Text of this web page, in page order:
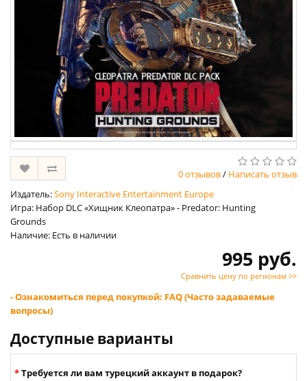
0 отзывов/ Написать отзыв
Издатель:Sony Interactive Entertainment Europe
Игра: Набор DLC «Хищник Клеопатра» - Predator: Hunting
Grounds
Наличие: Есть в наличии
995 руб.
Сравнить цену по регионам >>
- Ознакомиться перед покупкой: FAQ (Часто задаваемые
вопросы)
Доступные варианты
Требуется ли вам турецкий аккаунт в подарок?